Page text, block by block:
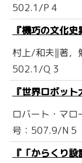
502.1/P 4
『機巧の文化史
村上/和夫‖著，
502.1/Q 3
『世界ロボット
ロバート・マ
号：507.9/N 5
『「からくり